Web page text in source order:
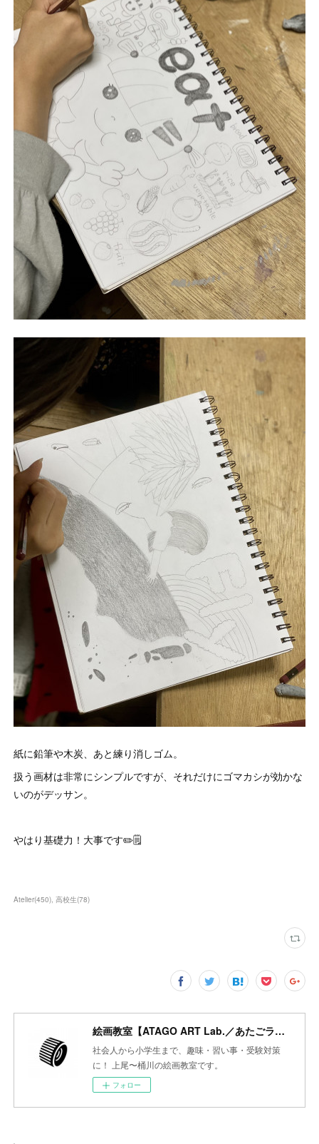
紙に鉛筆や木炭、あと練り消しゴム。
扱う画材は非常にシンプルですが、それだけにゴマカシが効かな
いのがデッサン。
やはり基礎力！大事です✏️🗒️
Atelier(450) 高校生(78)
絵画教室【ATAGO ART Lab.／あたごラボ】
社会人から小学生まで、趣味・習い事・受験対策
に！ 上尾〜桶川の絵画教室です。
フォロー